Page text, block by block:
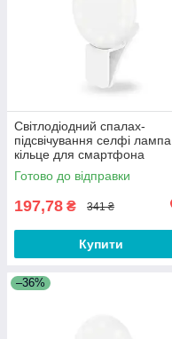
Світлодіодний спалах-
підсвічування селфі лампа
кільце для смартфона
айфона Selfie Light ER3E
Біла
Готово до відправки
197,78 ₴ 341 ₴
Купити
–36%